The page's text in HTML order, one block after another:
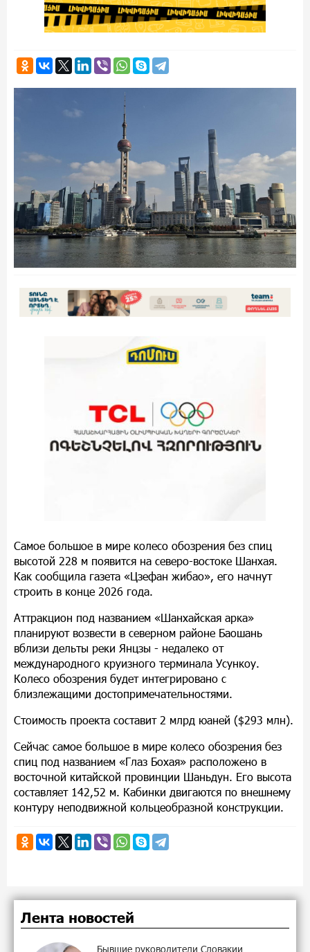
Самое большое в мире колесо обозрения без спиц
высотой 228 м появится на северо-востоке Шанхая.
Как сообщила газета «Цзефан жибао», его начнут
строить в конце 2026 года.
Аттракцион под названием «Шанхайская арка»
планируют возвести в северном районе Баошань
вблизи дельты реки Янцзы - недалеко от
международного круизного терминала Усункоу.
Колесо обозрения будет интегрировано с
близлежащими достопримечательностями.
Стоимость проекта составит 2 млрд юаней ($293 млн).
Сейчас самое большое в мире колесо обозрения без
спиц под названием «Глаз Бохая» расположено в
восточной китайской провинции Шаньдун. Его высота
составляет 142,52 м. Кабинки двигаются по внешнему
контуру неподвижной кольцеобразной конструкции.
Лента новостей
Бывшие руководители Словакии